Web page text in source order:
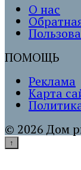
О нас
ПОМОЩЬ
Реклама
Карта
© 2026 Дом